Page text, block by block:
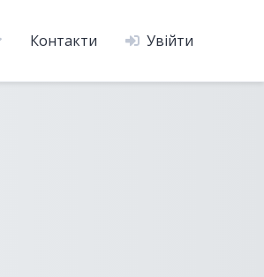
Контакти Увійти